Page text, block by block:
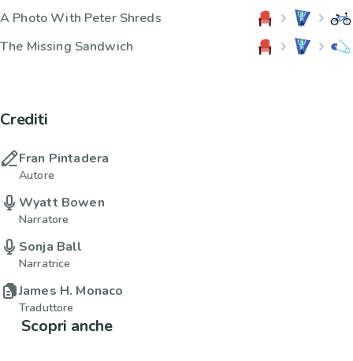
A Photo With Peter Shreds
The Missing Sandwich
Crediti
Fran Pintadera
Autore
Wyatt Bowen
Narratore
Sonja Ball
Narratrice
James H. Monaco
Traduttore
Scopri anche